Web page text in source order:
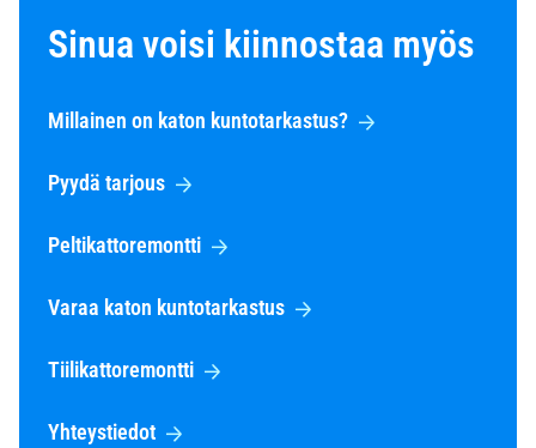
Sinua voisi kiinnostaa myös
Millainen on katon kuntotarkastus?
Pyydä tarjous
Peltikattoremontti
Varaa katon kuntotarkastus
Tiilikattoremontti
Yhteystiedot